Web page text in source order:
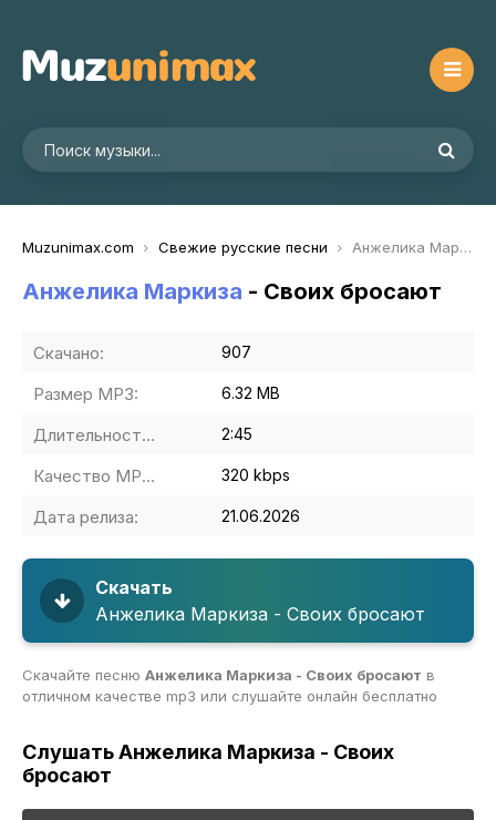
Muzunimax.com Свежие русские песни Анжелика Маркиза - Своих бросают
Анжелика Маркиза - Своих бросают
Скачано: 907
Размер MP3: 6.32 MB
Длительность MP3: 2:45
Качество MP3: 320 kbps
Дата релиза: 21.06.2026
Скачать
Анжелика Маркиза - Своих бросают
Скачайте песню Анжелика Маркиза - Своих бросают в
отличном качестве mp3 или слушайте онлайн бесплатно
Слушать Анжелика Маркиза - Своих
бросают